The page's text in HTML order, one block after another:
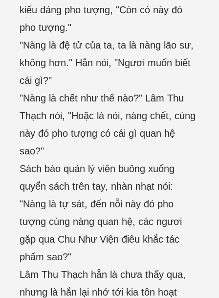
kiểu dáng pho tượng, "Còn có này đó
pho tượng."
"Nàng là đệ tử của ta, ta là nàng lão sư,
không hơn." Hắn nói, "Ngươi muốn biết
cái gì?"
"Nàng là chết như thế nào?" Lâm Thu
Thạch nói, "Hoặc là nói, nàng chết, cùng
này đó pho tượng có cái gì quan hệ
sao?"
Sách báo quản lý viên buông xuống
quyển sách trên tay, nhàn nhạt nói:
"Nàng là tự sát, đến nỗi này đó pho
tượng cùng nàng quan hệ, các ngươi
gặp qua Chu Như Viện điêu khắc tác
phẩm sao?"
Lâm Thu Thạch hẳn là chưa thấy qua,
nhưng là hắn lại nhớ tới kia tôn hoạt